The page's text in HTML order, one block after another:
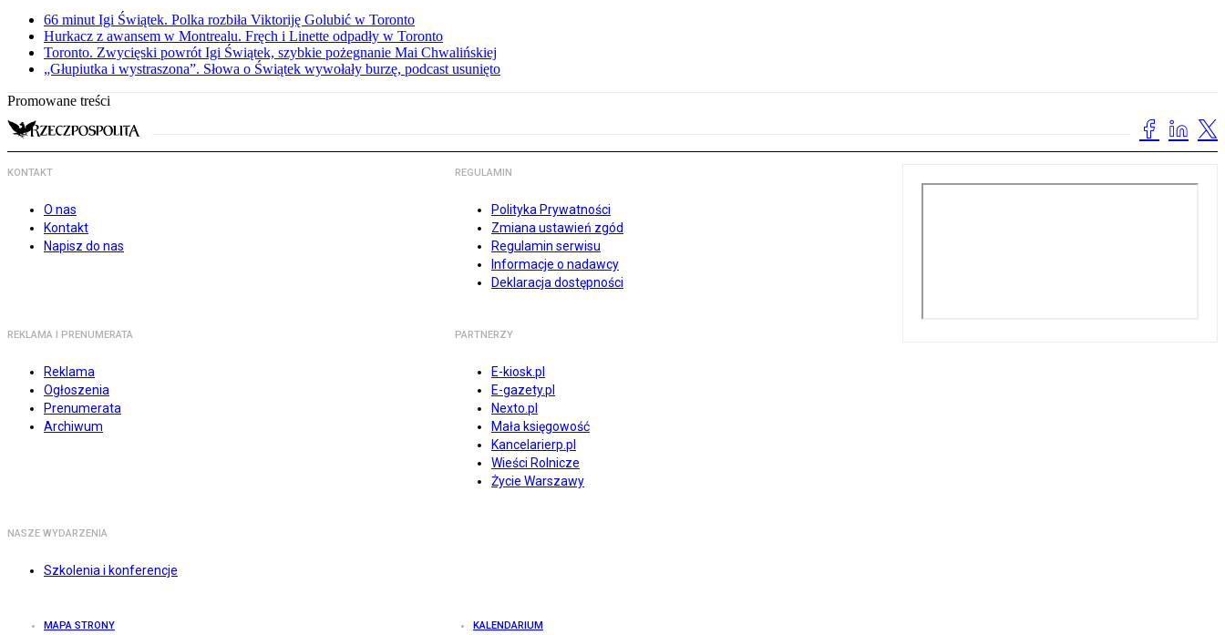
66 minut Igi Świątek. Polka rozbiła Viktoriję Golubić w Toronto
Hurkacz z awansem w Montrealu. Fręch i Linette odpadły w Toronto
Toronto. Zwycięski powrót Igi Świątek, szybkie pożegnanie Mai Chwalińskiej
„Głupiutka i wystraszona”. Słowa o Świątek wywołały burzę, podcast usunięto
Promowane treści
KONTAKT
O nas
Kontakt
Napisz do nas
REGULAMIN
Polityka Prywatności
Zmiana ustawień zgód
Regulamin serwisu
Informacje o nadawcy
Deklaracja dostępności
REKLAMA I PRENUMERATA
Reklama
Ogłoszenia
Prenumerata
Archiwum
PARTNERZY
E-kiosk.pl
E-gazety.pl
Nexto.pl
Mała księgowość
Kancelarierp.pl
Wieści Rolnicze
Życie Warszawy
NASZE WYDARZENIA
Szkolenia i konferencje
MAPA STRONY KALENDARIUM